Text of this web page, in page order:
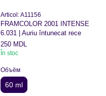
Articol: A11156
FRAMCOLOR 2001 INTENSE
6.031 | Auriu întunecat rece
250 MDL
În stoc
Объём
60 ml